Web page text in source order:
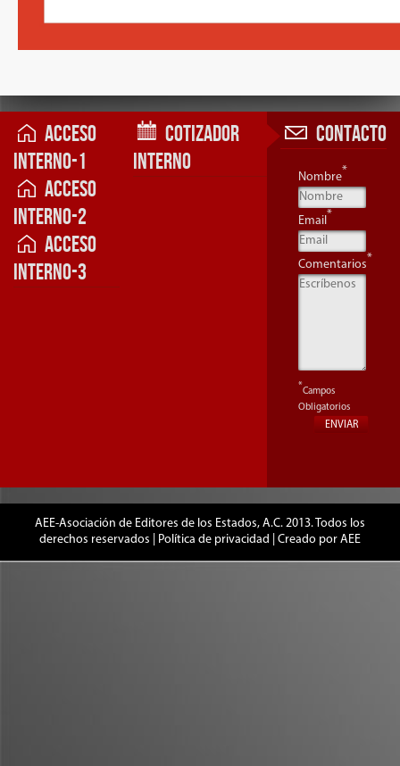
Acceso
Interno-1
Acceso
Interno-2
Acceso
Interno-3
Cotizador
Interno
Contacto
Nombre*
Email*
Comentarios*
*
Campos
Obligatorios
AEE-Asociación de Editores de los Estados, A.C. 2013. Todos los
derechos reservados | Política de privacidad | Creado por AEE